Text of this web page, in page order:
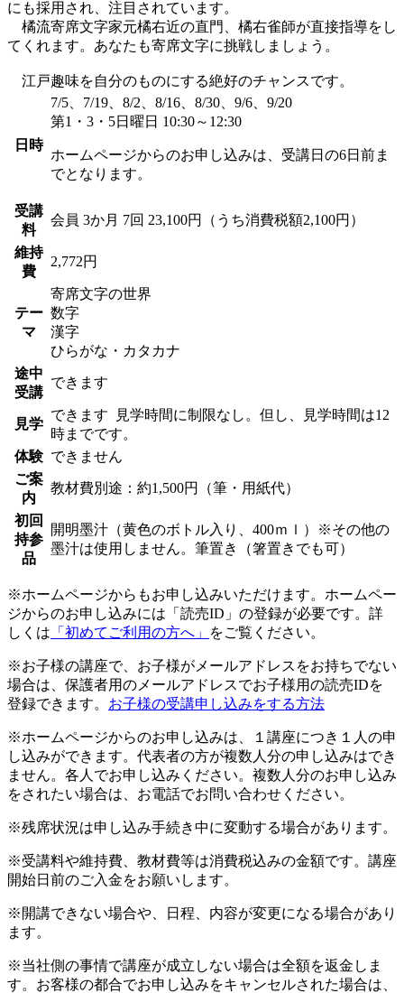
にも採用され、注目されています。
橘流寄席文字家元橘右近の直門、橘右雀師が直接指導をし
てくれます。あなたも寄席文字に挑戦しましょう。
江戸趣味を自分のものにする絶好のチャンスです。
日時
7/5、7/19、8/2、8/16、8/30、9/6、9/20
第1・3・5日曜日 10:30～12:30
ホームページからのお申し込みは、受講日の6日前ま
でとなります。
受講
料
会員 3か月 7回 23,100円（うち消費税額2,100円）
維持
費
2,772円
テー
マ
寄席文字の世界
数字
漢字
ひらがな・カタカナ
途中
受講
できます
見学
できます
見学時間に制限なし。但し、見学時間は12
時までです。
体験 できません
ご案
内
教材費別途：約1,500円（筆・用紙代）
初回
持参
品
開明墨汁（黄色のボトル入り、400ｍｌ）※その他の
墨汁は使用しません。筆置き（箸置きでも可）
※ホームページからもお申し込みいただけます。ホームペー
ジからのお申し込みには「読売ID」の登録が必要です。詳
しくは 「初めてご利用の方へ」 をご覧ください。
※お子様の講座で、お子様がメールアドレスをお持ちでない
場合は、保護者用のメールアドレスでお子様用の読売IDを
登録できます。 お子様の受講申し込みをする方法
※ホームページからのお申し込みは、１講座につき１人の申
し込みができます。代表者の方が複数人分の申し込みはでき
ません。各人でお申し込みください。複数人分のお申し込み
をされたい場合は、お電話でお問い合わせください。
※残席状況は申し込み手続き中に変動する場合があります。
※受講料や維持費、教材費等は消費税込みの金額です。講座
開始日前のご入金をお願いします。
※開講できない場合や、日程、内容が変更になる場合があり
ます。
※当社側の事情で講座が成立しない場合は全額を返金しま
す。お客様の都合でお申し込みをキャンセルされた場合は、